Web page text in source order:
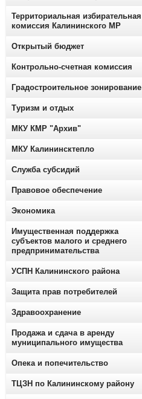
Территориальная избирательная
комиссия Калининского МР
Открытый бюджет
Контрольно-счетная комиссия
Градостроительное зонирование
Туризм и отдых
МКУ КМР "Архив"
МКУ Калининсктепло
Служба субсидий
Правовое обеспечение
Экономика
Имущественная поддержка
субъектов малого и среднего
предпринимательства
УСПН Калининского района
Защита прав потребителей
Здравоохранение
Продажа и сдача в аренду
муниципального имущества
Опека и попечительство
ТЦЗН по Калининскому району